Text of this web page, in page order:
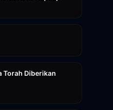
Torah Diberikan